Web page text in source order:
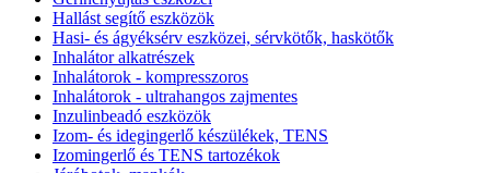
Hallást segítő eszközök
Hasi- és ágyéksérv eszközei, sérvkötők, haskötők
Inhalátor alkatrészek
Inhalátorok - kompresszoros
Inhalátorok - ultrahangos zajmentes
Inzulinbeadó eszközök
Izom- és idegingerlő készülékek, TENS
Izomingerlő és TENS tartozékok